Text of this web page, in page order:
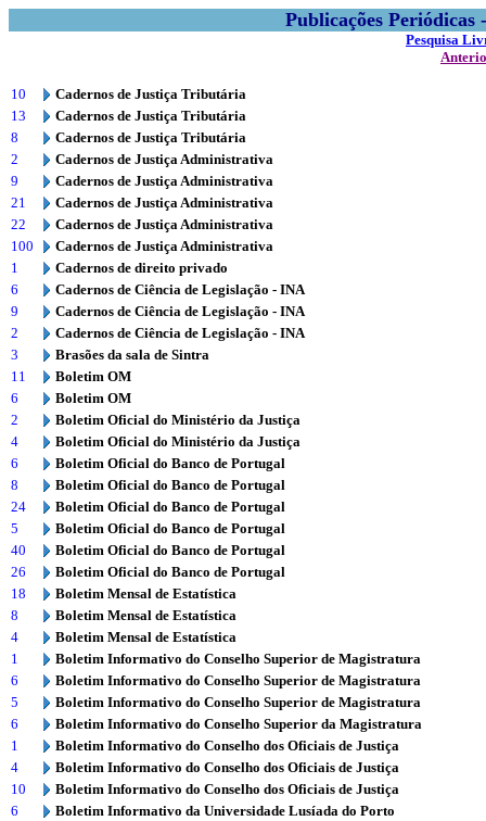
Publicações
Pesquisa
10
Cadernos de Justiça Tributária
13
Cadernos de Justiça Tributária
8
Cadernos de Justiça Tributária
2
Cadernos de Justiça Administrativa
9
Cadernos de Justiça Administrativa
21
Cadernos de Justiça Administrativa
22
Cadernos de Justiça Administrativa
100
Cadernos de Justiça Administrativa
1
Cadernos de direito privado
6
Cadernos de Ciência de Legislação - INA
9
Cadernos de Ciência de Legislação - INA
2
Cadernos de Ciência de Legislação - INA
3
Brasões da sala de Sintra
11
Boletim OM
6
Boletim OM
2
Boletim Oficial do Ministério da Justiça
4
Boletim Oficial do Ministério da Justiça
6
Boletim Oficial do Banco de Portugal
8
Boletim Oficial do Banco de Portugal
24
Boletim Oficial do Banco de Portugal
5
Boletim Oficial do Banco de Portugal
40
Boletim Oficial do Banco de Portugal
26
Boletim Oficial do Banco de Portugal
18
Boletim Mensal de Estatística
8
Boletim Mensal de Estatística
4
Boletim Mensal de Estatística
1
Boletim Informativo do Conselho Superior de Magistratura
6
Boletim Informativo do Conselho Superior de Magistratura
5
Boletim Informativo do Conselho Superior de Magistratura
6
Boletim Informativo do Conselho Superior da Magistratura
1
Boletim Informativo do Conselho dos Oficiais de Justiça
4
Boletim Informativo do Conselho dos Oficiais de Justiça
10
Boletim Informativo do Conselho dos Oficiais de Justiça
6
Boletim Informativo da Universidade Lusíada do Porto